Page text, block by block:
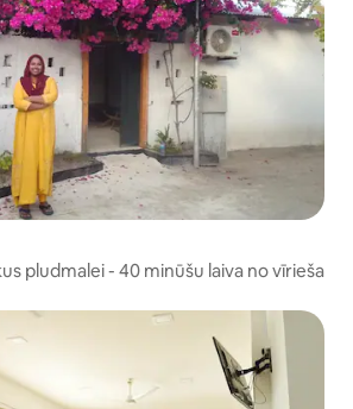
pludmalei - 40 minūšu laiva no vīrieša